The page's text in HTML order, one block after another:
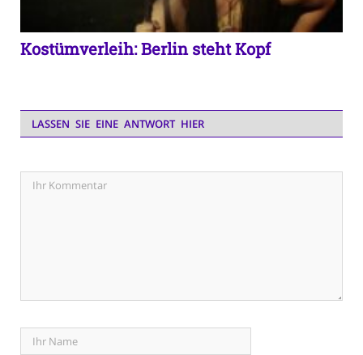
Kostümverleih: Berlin steht Kopf
LASSEN SIE EINE ANTWORT HIER